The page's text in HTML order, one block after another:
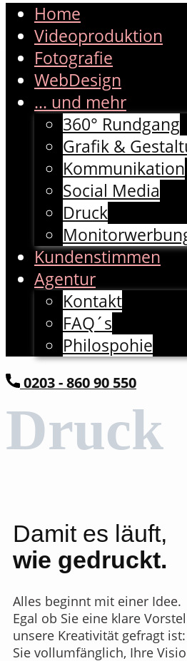
Home
Videoproduktion
Fotografie
WebDesign
... und mehr
360° Rundgang
Grafik &
Kommunikation
Social Media
Druck
Kundenstimmen
Agentur
Kontakt
FAQ´s
Philospohie
​0203 - 860 90 550
Druck
Damit es läuft,
wie gedruckt.
Alles beginnt mit einer Idee.
Egal ob Sie eine klare
unsere Kreativität gefragt
Sie vollumfänglich, Ihre